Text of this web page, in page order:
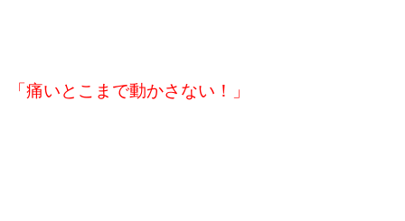
「痛いとこまで動かさない！」